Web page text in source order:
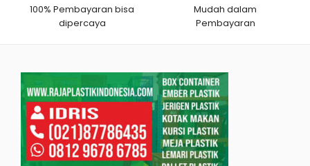
100% Pembayaran bisa
dipercaya
Mudah dalam
Pembayaran